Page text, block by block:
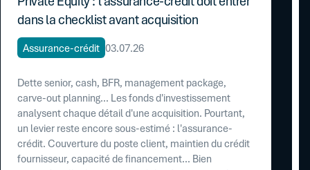
dans la checklist avant acquisition
Assurance-crédit 03.07.26
Dette senior, cash, BFR, management package,
carve-out planning... Les fonds d'investissement
analysent chaque détail d'une acquisition. Pourtant,
un levier reste encore sous-estimé : l'assurance-
crédit. Couverture du poste client, maintien du crédit
fournisseur, capacité de financement... Bien